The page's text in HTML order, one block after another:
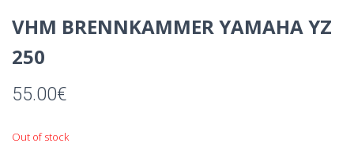
VHM BRENNKAMMER YAMAHA YZ
250
55.00€
Out of stock